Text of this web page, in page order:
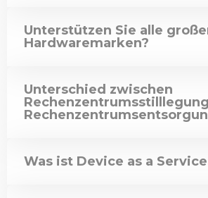
Unterstützen Sie alle
Hardwaremarken?
Unterschied zwischen
Was ist Device as a Service